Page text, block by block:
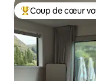
Coups de cœur
Coup de cœur